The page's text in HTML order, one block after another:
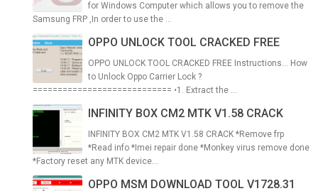
for Windows Computer which allows you to remove the
Samsung FRP ,In order to use the ...
OPPO UNLOCK TOOL CRACKED FREE
OPPO UNLOCK TOOL CRACKED FREE Instructions... How
to Unlock Oppo Carrier Lock ?
============================ •1. Extract the ...
INFINITY BOX CM2 MTK V1.58 CRACK
INFINITY BOX CM2 MTK V1.58 CRACK *Remove frp
*Read info *Imei repair done *Monkey virus remove done
*Factory reset any MTK device...
OPPO MSM DOWNLOAD TOOL V1728.31